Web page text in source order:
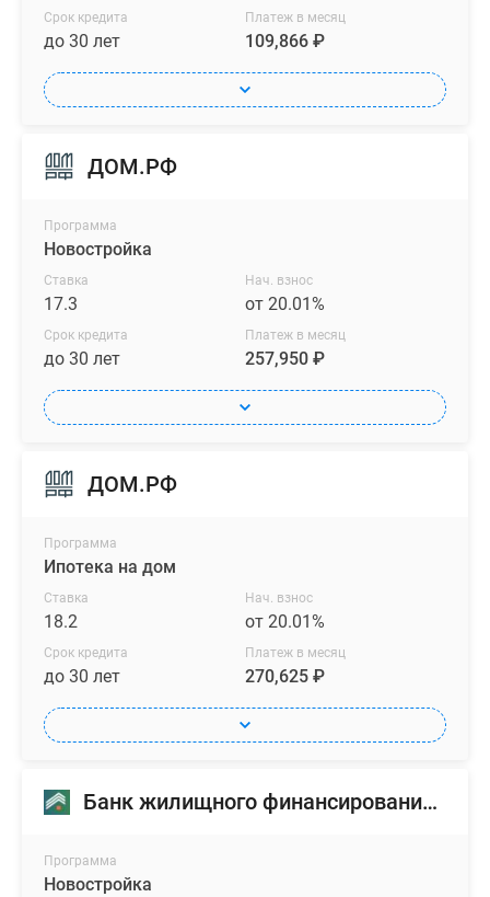
Срок кредита
до 30 лет
Платеж в месяц
109,866 ₽
ДОМ.РФ
Программа
Новостройка
Ставка
17.3
Нач. взнос
от 20.01%
Срок кредита
до 30 лет
Платеж в месяц
257,950 ₽
ДОМ.РФ
Программа
Ипотека на дом
Ставка
18.2
Нач. взнос
от 20.01%
Срок кредита
до 30 лет
Платеж в месяц
270,625 ₽
Банк жилищного финансирования (БЖФ)
Программа
Новостройка